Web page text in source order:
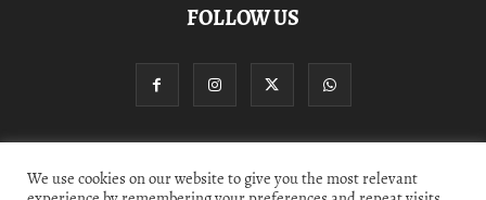
FOLLOW US
Privacy Policy Contact Us
We use cookies on our website to give you the most relevant